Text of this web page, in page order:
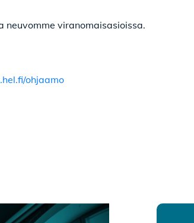
neuvomme viranomaisasioissa.
ohjaamo